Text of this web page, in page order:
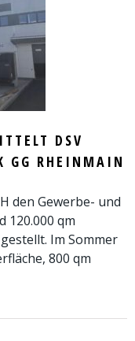
DSV
GG RHEINMAIN
den Gewerbe- und
120.000 qm
Im Sommer
800 qm